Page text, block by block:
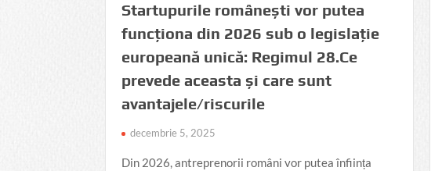
Startupurile românești vor putea
funcționa din 2026 sub o legislație
europeană unică: Regimul 28.Ce
prevede aceasta și care sunt
avantajele/riscurile
decembrie 5, 2025
Din 2026, antreprenorii români vor putea înființa